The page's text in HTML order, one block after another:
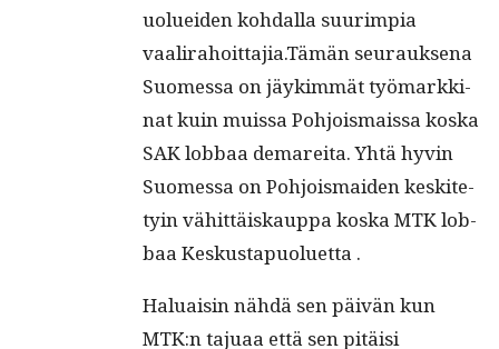
uoluei­den kohdal­la suurimpia
vaalirahoittajia.Tämän seu­rauk­se­na
Suomes­sa on jäykim­mät työ­markki­
nat kuin muis­sa Pohjo­is­mais­sa kos­ka
SAK lob­baa demare­i­ta. Yhtä hyvin
Suomes­sa on Pohjo­is­maid­en keskite­
tyin vähit­täiskaup­pa kos­ka MTK lob­
baa Keskustapuoluetta .
Halu­aisin nähdä sen päivän kun
MTK:n tajuaa että sen pitäisi